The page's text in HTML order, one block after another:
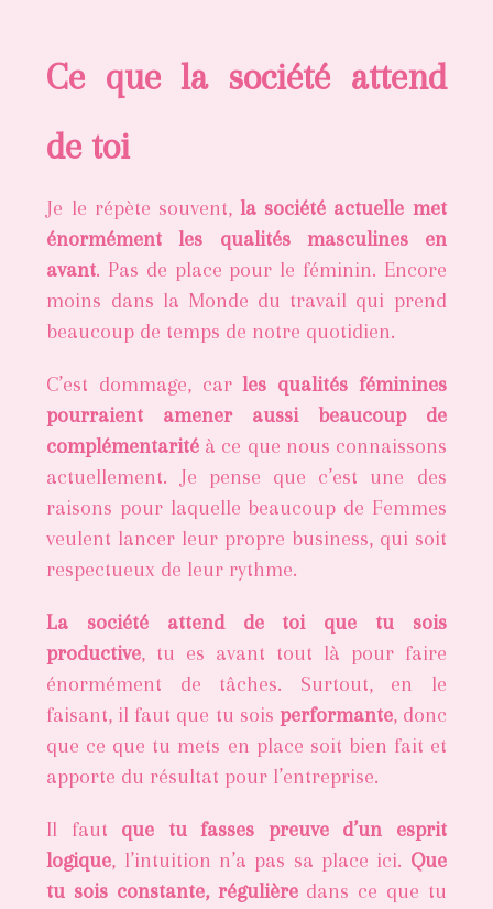
Ce que la société attend
de toi
Je le répète souvent,la société actuelle met
énormément les qualités masculines en
avant. Pas de place pour le féminin. Encore
moins dans la Monde du travail qui prend
beaucoup de temps de notre quotidien.
C’est dommage, carles qualités féminines
pourraient amener aussi beaucoup de
complémentarité à ce que nous connaissons
actuellement. Je pense que c’est une des
raisons pour laquelle beaucoup de Femmes
veulent lancer leur propre business, qui soit
respectueux de leur rythme.
La société attend de toi que tu sois
productive, tu es avant tout là pour faire
énormément de tâches. Surtout, en le
faisant, il faut que tu sois performante, donc
que ce que tu mets en place soit bien fait et
apporte du résultat pour l’entreprise.
Il faut que tu fasses preuve d’un esprit
logique, l’intuition n’a pas sa place ici. Que
tu sois constante, régulièredans ce que tu